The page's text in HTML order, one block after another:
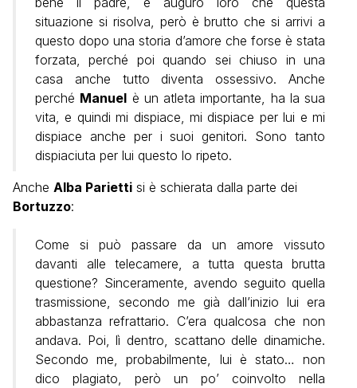
situazione si risolva, però è brutto che si arrivi a
questo dopo una storia d’amore che forse è stata
forzata, perché poi quando sei chiuso in una
casa anche tutto diventa ossessivo. Anche
perché Manuel è un atleta importante, ha la sua
vita, e quindi mi dispiace, mi dispiace per lui e mi
dispiace anche per i suoi genitori. Sono tanto
dispiaciuta per lui questo lo ripeto.
Anche Alba Parietti si è schierata dalla parte dei
Bortuzzo:
Come si può passare da un amore vissuto
davanti alle telecamere, a tutta questa brutta
questione? Sinceramente, avendo seguito quella
trasmissione, secondo me già dall’inizio lui era
abbastanza refrattario. C’era qualcosa che non
andava. Poi, lì dentro, scattano delle dinamiche.
Secondo me, probabilmente, lui è stato… non
dico plagiato, però un po’ coinvolto nella